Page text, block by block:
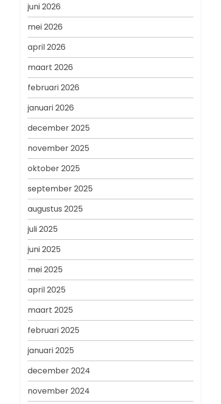
juni 2026
mei 2026
april 2026
maart 2026
februari 2026
januari 2026
december 2025
november 2025
oktober 2025
september 2025
augustus 2025
juli 2025
juni 2025
mei 2025
april 2025
maart 2025
februari 2025
januari 2025
december 2024
november 2024